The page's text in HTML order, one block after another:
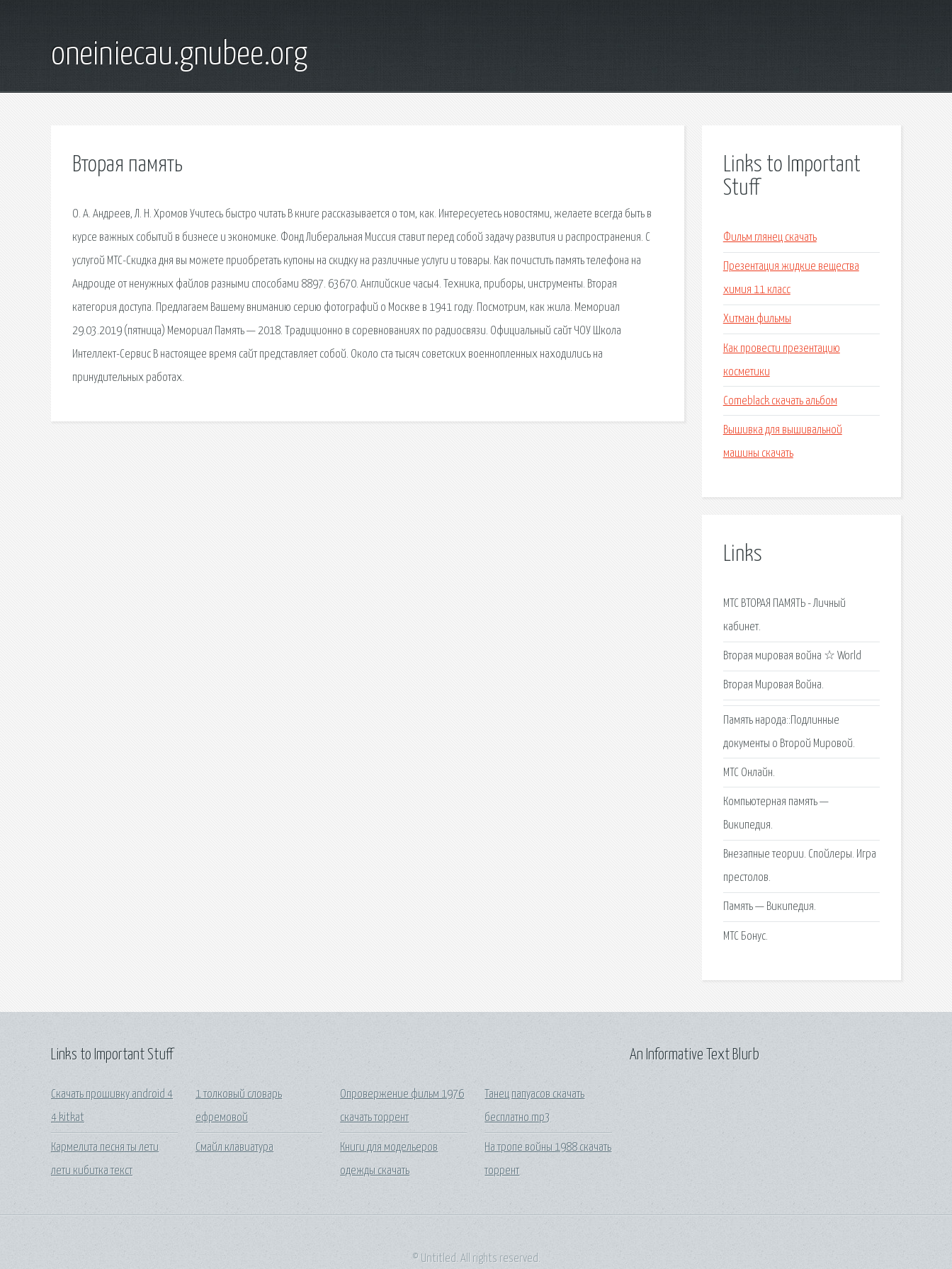
oneiniecau.gnubee.org
Вторая память
О. А. Андреев, Л. Н. Хромов Учитесь быстро читать В книге рассказывается о том, как. Интересуетесь новостями, желаете всегда быть в
курсе важных событий в бизнесе и экономике. Фонд Либеральная Миссия ставит перед собой задачу развития и распространения. С
услугой МТС-Скидка дня вы можете приобретать купоны на скидку на различные услуги и товары. Как почистить память телефона на
Андроиде от ненужных файлов разными способами 8897. 63670. Английские часы4. Техника, приборы, инструменты. Вторая
категория доступа. Предлагаем Вашему вниманию серию фотографий о Москве в 1941 году. Посмотрим, как жила. Мемориал
29.03.2019 (пятница) Мемориал Память — 2018. Традиционно в соревнованиях по радиосвязи. Официальный сайт ЧОУ Школа
Интеллект-Сервис В настоящее время сайт представляет собой. Около ста тысяч советских военнопленных находились на
принудительных работах.
Links to Important
Stuff
Фильм глянец скачать
Презентация жидкие вещества
химия 11 класс
Хитман фильмы
Как провести презентацию
косметики
Comeblack скачать альбом
Вышивка для вышивальной
машины скачать
Links
МТС ВТОРАЯ ПАМЯТЬ - Личный
кабинет.
Вторая мировая война ☆ World
Вторая Мировая Война.
Память народа::Подлинные
документы о Второй Мировой.
МТС Онлайн.
Компьютерная память —
Википедия.
Внезапные теории. Спойлеры. Игра
престолов.
Память — Википедия.
МТС Бонус.
Links to Important Stuff
Скачать прошивку android 4
4 kitkat
Кармелита песня ты лети
лети кибитка текст
1 толковый словарь
ефремовой
Смайл клавиатура
Опровержение фильм 1976
скачать торрент
Книги для модельеров
одежды скачать
Танец папуасов скачать
бесплатно mp3
На тропе войны 1988 скачать
торрент
An Informative Text Blurb
© Untitled. All rights reserved.